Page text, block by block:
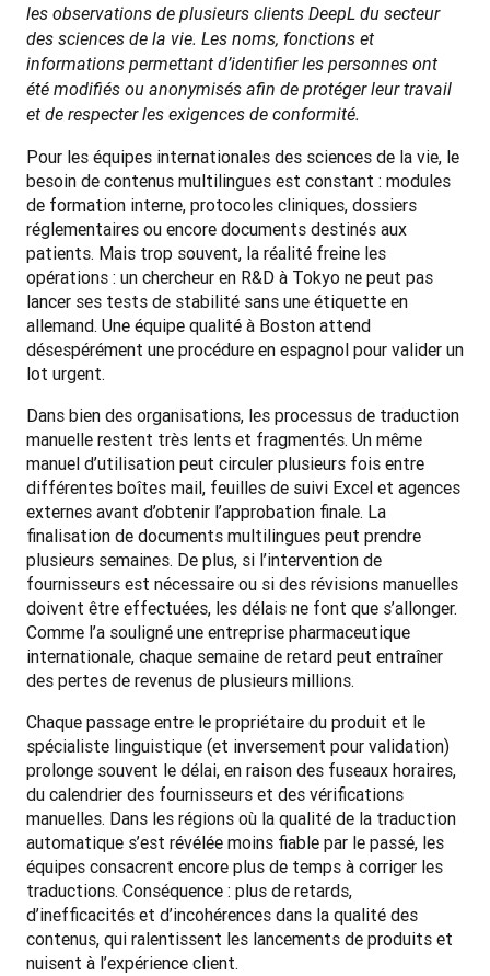
les observations de plusieurs clients DeepL du secteur
des sciences de la vie. Les noms, fonctions et
informations permettant d’identifier les personnes ont
été modifiés ou anonymisés afin de protéger leur travail
et de respecter les exigences de conformité.
Pour les équipes internationales des sciences de la vie, le
besoin de contenus multilingues est constant : modules
de formation interne, protocoles cliniques, dossiers
réglementaires ou encore documents destinés aux
patients. Mais trop souvent, la réalité freine les
opérations : un chercheur en R&D à Tokyo ne peut pas
lancer ses tests de stabilité sans une étiquette en
allemand. Une équipe qualité à Boston attend
désespérément une procédure en espagnol pour valider un
lot urgent.
Dans bien des organisations, les processus de traduction
manuelle restent très lents et fragmentés. Un même
manuel d’utilisation peut circuler plusieurs fois entre
différentes boîtes mail, feuilles de suivi Excel et agences
externes avant d’obtenir l’approbation finale. La
finalisation de documents multilingues peut prendre
plusieurs semaines. De plus, si l’intervention de
fournisseurs est nécessaire ou si des révisions manuelles
doivent être effectuées, les délais ne font que s’allonger.
Comme l’a souligné une entreprise pharmaceutique
internationale, chaque semaine de retard peut entraîner
des pertes de revenus de plusieurs millions.
Chaque passage entre le propriétaire du produit et le
spécialiste linguistique (et inversement pour validation)
prolonge souvent le délai, en raison des fuseaux horaires,
du calendrier des fournisseurs et des vérifications
manuelles. Dans les régions où la qualité de la traduction
automatique s’est révélée moins fiable par le passé, les
équipes consacrent encore plus de temps à corriger les
traductions. Conséquence : plus de retards,
d’inefficacités et d’incohérences dans la qualité des
contenus, qui ralentissent les lancements de produits et
nuisent à l’expérience client.